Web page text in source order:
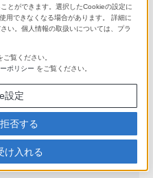
用規約
置サービス用特約
とができます。選択したCookieの設定に
用できなくなる場合があります。 詳細に
い。個人情報の取扱いについては、プラ
ご覧ください。
ポリシー をご覧ください。
設定
否する
け入れる